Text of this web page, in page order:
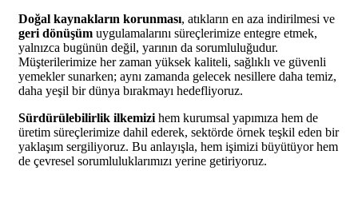
Doğal kaynakların korunması, atıkların en aza indirilmesi ve
geri dönüşüm uygulamalarını süreçlerimize entegre etmek,
yalnızca bugünün değil, yarının da sorumluluğudur.
Müşterilerimize her zaman yüksek kaliteli, sağlıklı ve güvenli
yemekler sunarken; aynı zamanda gelecek nesillere daha temiz,
daha yeşil bir dünya bırakmayı hedefliyoruz.
Sürdürülebilirlik ilkemizi hem kurumsal yapımıza hem de
üretim süreçlerimize dahil ederek, sektörde örnek teşkil eden bir
yaklaşım sergiliyoruz. Bu anlayışla, hem işimizi büyütüyor hem
de çevresel sorumluluklarımızı yerine getiriyoruz.